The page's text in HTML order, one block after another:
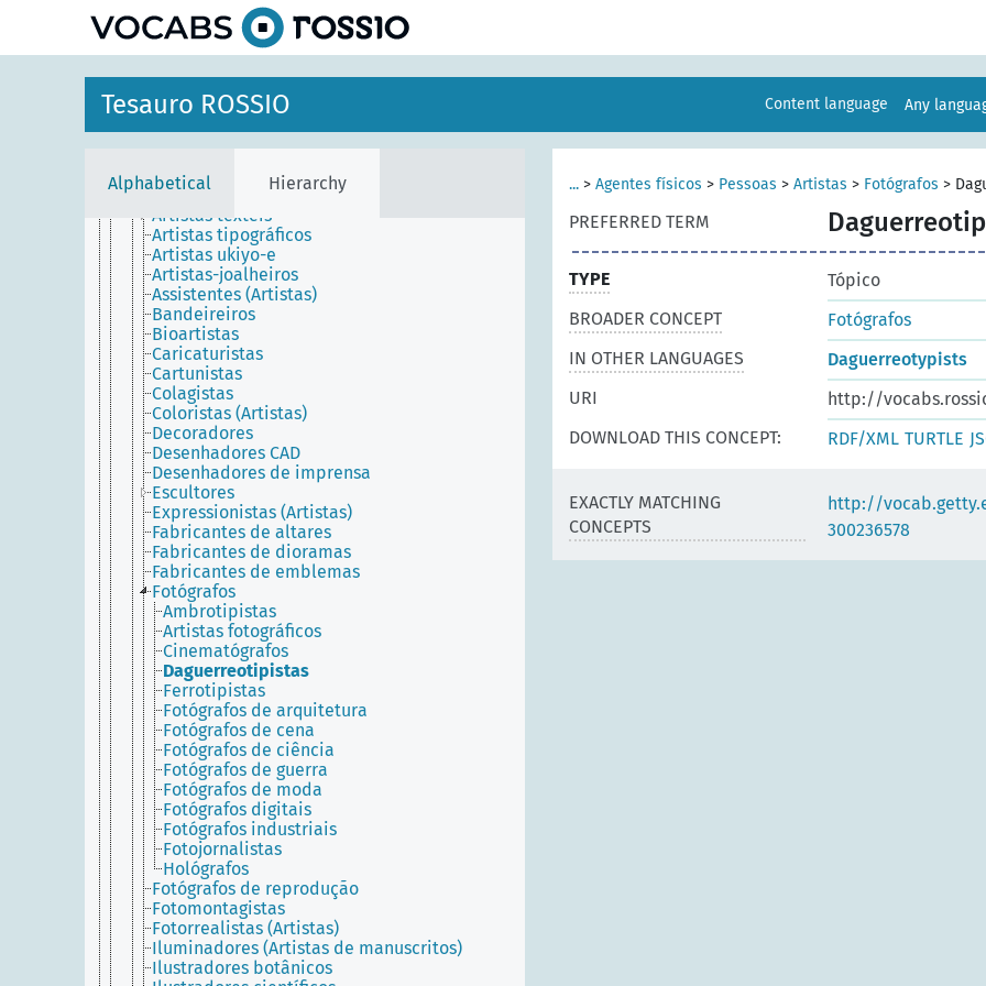
Tesauro ROSSIO Content language Any
Alphabetical Hierarchy
Artistas oficiais
Artistas originais
Artistas performáticos
Artistas plásticos
Artistas populares
Artistas postais
Artistas publicitários
Artistas públicos
Artistas religiosos
Artistas residentes
Artistas têxteis
Artistas tipográficos
Artistas ukiyo-e
Artistas-joalheiros
Assistentes (Artistas)
Bandeireiros
Bioartistas
Caricaturistas
Cartunistas
Colagistas
Coloristas (Artistas)
Decoradores
Desenhadores CAD
Desenhadores de imprensa
Escultores
Expressionistas (Artistas)
Fabricantes de altares
Fabricantes de dioramas
Fabricantes de emblemas
Fotógrafos
Ambrotipistas
Artistas fotográficos
Cinematógrafos
Daguerreotipistas
Ferrotipistas
Fotógrafos de arquitetura
Fotógrafos de cena
Fotógrafos de ciência
Fotógrafos de guerra
Fotógrafos de moda
Fotógrafos digitais
Fotógrafos industriais
Fotojornalistas
Hológrafos
Fotógrafos de reprodução
Fotomontagistas
Fotorrealistas (Artistas)
Iluminadores (Artistas de manuscritos)
Ilustradores botânicos
... > Agentes físicos > Pessoas > Artistas > Fotógrafos >
PREFERRED TERM
TYPE
Tópico
BROADER CONCEPT
Fotógrafos
IN OTHER LANGUAGES
Daguerreotypists
URI
http://
DOWNLOAD THIS CONCEPT:
RDF/XML TURTLE
EXACTLY MATCHING
CONCEPTS
http://
300236578